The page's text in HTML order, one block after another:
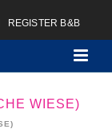
REGISTER B&B
WIESE)